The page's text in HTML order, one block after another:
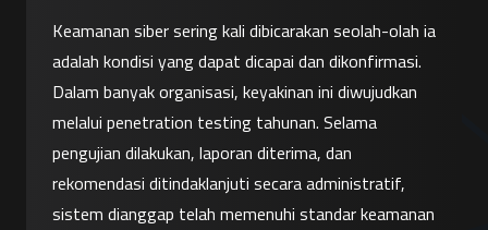
Keamanan siber sering kali dibicarakan seolah-olah ia
adalah kondisi yang dapat dicapai dan dikonfirmasi.
Dalam banyak organisasi, keyakinan ini diwujudkan
melalui penetration testing tahunan. Selama
pengujian dilakukan, laporan diterima, dan
rekomendasi ditindaklanjuti secara administratif,
sistem dianggap telah memenuhi standar keamanan